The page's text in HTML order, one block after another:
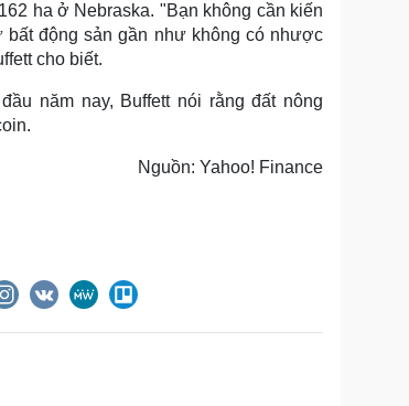
ha ở Nebraska. "Bạn không cần kiến
động sản gần như không có nhược
cho biết.
năm nay, Buffett nói rằng đất nông
Nguồn: Yahoo! Finance